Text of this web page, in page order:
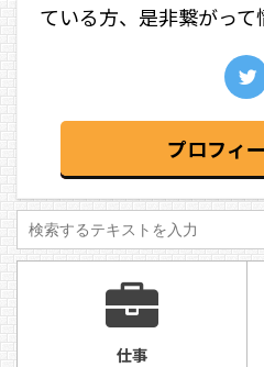
ている方、是非繋がって
プロフィ
仕事